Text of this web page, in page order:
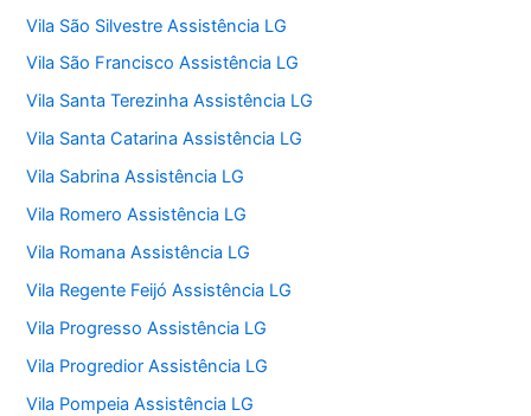
Vila São Silvestre Assistência LG
Vila São Francisco Assistência LG
Vila Santa Terezinha Assistência LG
Vila Santa Catarina Assistência LG
Vila Sabrina Assistência LG
Vila Romero Assistência LG
Vila Romana Assistência LG
Vila Regente Feijó Assistência LG
Vila Progresso Assistência LG
Vila Progredior Assistência LG
Vila Pompeia Assistência LG